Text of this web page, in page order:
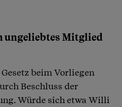
ungeliebtes Mitglied
Gesetz beim Vorliegen
Beschluss der
Würde sich etwa Willi